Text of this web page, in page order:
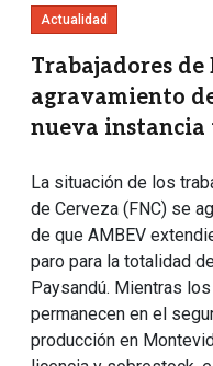
Actualidad
Trabajadores
agravamiento
nueva
La situación de los
de Cerveza (FNC) se
de que AMBEV
paro para la totalidad
Paysandú. Mientras
permanecen en el
producción en